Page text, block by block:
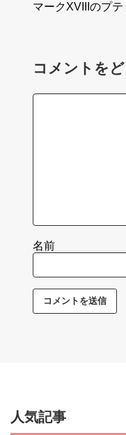
マークXVIIIのプ
コメントを
名前
人気記事